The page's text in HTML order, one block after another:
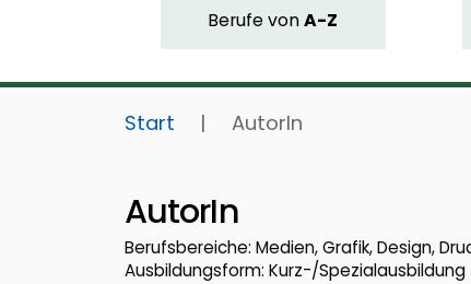
BerufevonA-Z
Start | AutorIn
AutorIn
Berufsbereiche: Medien, Grafik, Design,
Ausbildungsform: Kurz-/Spezialausbildung